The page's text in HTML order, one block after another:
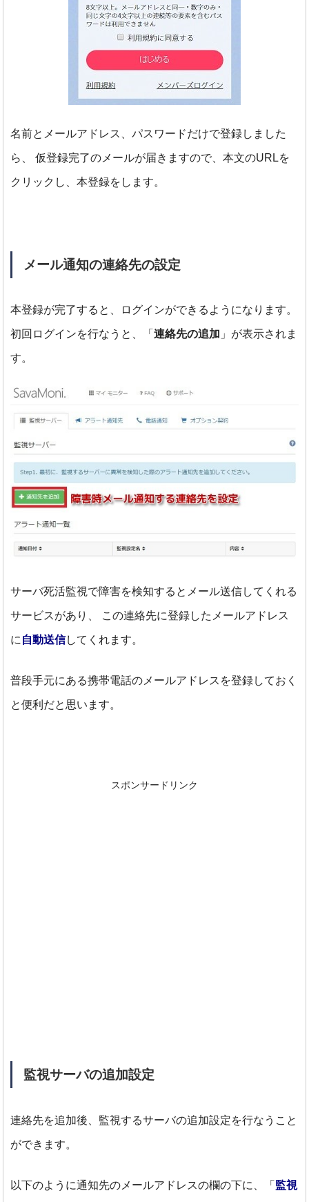
名前とメールアドレス、パスワードだけで登録しました
ら、 仮登録完了のメールが届きますので、本文のURLを
クリックし、本登録をします。
メール通知の連絡先の設定
本登録が完了すると、ログインができるようになります。
初回ログインを行なうと、「連絡先の追加 」が表示されま
す。
サーバ死活監視で障害を検知するとメール送信してくれる
サービスがあり、 この連絡先に登録したメールアドレス
に 自動送信してくれます。
普段手元にある携帯電話のメールアドレスを登録しておく
と便利だと思います。
スポンサードリンク
監視サーバの追加設定
連絡先を追加後、監視するサーバの追加設定を行なうこと
ができます。
以下のように通知先のメールアドレスの欄の下に、「 監視